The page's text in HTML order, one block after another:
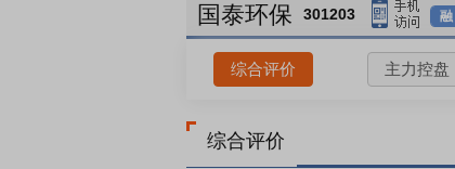
国泰环保 301203 融
综合评价 主力控盘
综合评价